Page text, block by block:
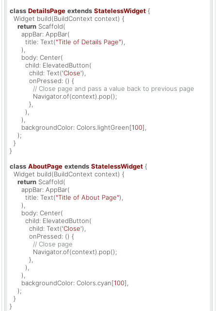
class DetailsPage extends StatelessWidget {
  Widget build(BuildContext context) {
return Scaffold(
      appBar: AppBar(
        title: Text(
"Title of Details Page"),
      ),
      body: Center(
        child: ElevatedButton(
          child: Text(
'Close'),
          onPressed: () {
// Close page and pass a value back to previous page
            Navigator.of(context).pop();
          },
        ),
      ),
      backgroundColor: Colors.lightGreen[
100],
    );
  }
}
class AboutPage extends StatelessWidget {
  Widget build(BuildContext context) {
return Scaffold(
      appBar: AppBar(
        title: Text(
"Title of About Page"),
      ),
      body: Center(
        child: ElevatedButton(
          child: Text(
'Close'),
          onPressed: () {
// Close page
            Navigator.of(context).pop();
          },
        ),
      ),
      backgroundColor: Colors.cyan[
100],
    );
  }
}